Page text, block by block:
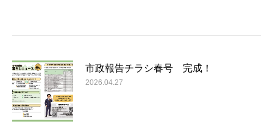
市政報告チラシ春号 完成！
2026.04.27